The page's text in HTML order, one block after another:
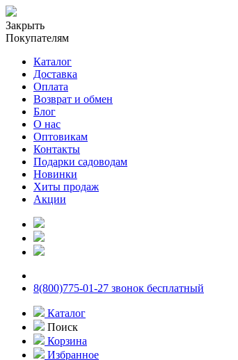
Закрыть
Покупателям
Каталог
Доставка
Оплата
Возврат и обмен
Блог
О нас
Оптовикам
Контакты
Подарки садоводам
Новинки
Хиты продаж
Акции
8(800)775-01-27 звонок бесплатный
Каталог
Поиск
Корзина
Избранное